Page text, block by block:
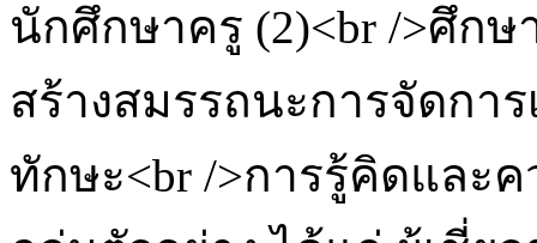
นักศึกษาครู (2)<br />ศึก
สร้างสมรรถนะการจัดกา
ทักษะ<br />การรู้คิดและ